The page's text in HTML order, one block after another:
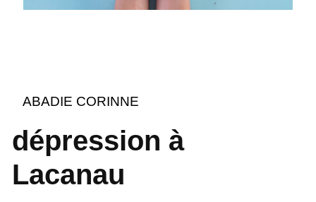
ABADIE CORINNE
dépression à
Lacanau